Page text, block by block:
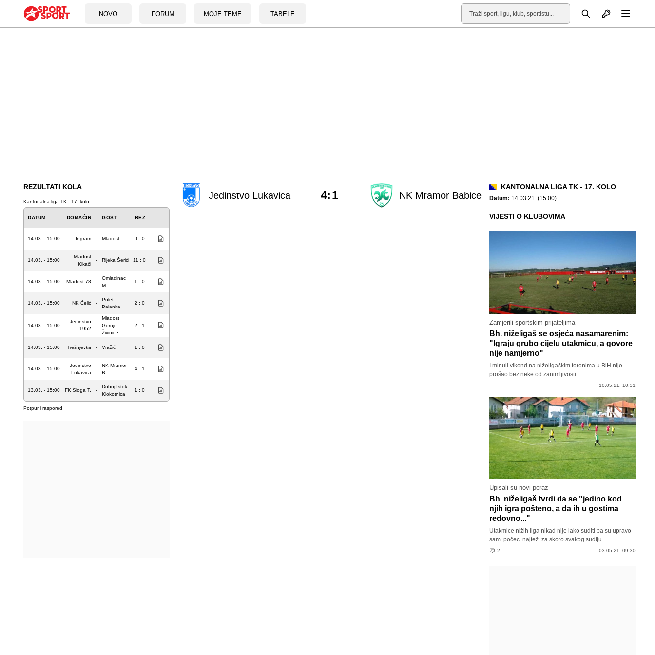
NOVO FORUM MOJE TEME TABELE
Pretraga Otvori profil
REZULTATI KOLA
Kantonalna liga TK - 17. kolo
DATUM DOMAĆIN GOST REZ
14.03. - 15:00 Ingram - Mladost 0 : 0
14.03. - 15:00
Mladost
Kikači
- Rijeka Šerići 11 : 0
14.03. - 15:00 Mladost 78 -
Omladinac
M.
1 : 0
14.03. - 15:00 NK Čelić -
Polet
Palanka
2 : 0
14.03. - 15:00
Jedinstvo
1952
-
Mladost
Gornje
Živinice
2 : 1
14.03. - 15:00 Trešnjevka - Vražići 1 : 0
14.03. - 15:00
Jedinstvo
Lukavica
-
NK Mramor
B.
4 : 1
13.03. - 15:00 FK Sloga T. -
Doboj Istok
Klokotnica
1 : 0
Potpuni raspored
Jedinstvo Lukavica NK Mramor Babice
4:1
KANTONALNA LIGA TK - 17. KOLO
Datum: 14.03.21. (15:00)
VIJESTI O KLUBOVIMA
Zamjerili sportskim prijateljima
Bh. niželigaš se osjeća nasamarenim:
"Igraju grubo cijelu utakmicu, a govore
nije namjerno"
I minuli vikend na niželigaškim terenima u BiH nije
prošao bez neke od zanimljivosti.
10.05.21. 10:31
Upisali su novi poraz
Bh. niželigaš tvrdi da se "jedino kod
njih igra pošteno, a da ih u gostima
redovno..."
Utakmice nižih liga nikad nije lako suditi pa su upravo
sami počeci najteži za skoro svakog sudiju.
2 03.05.21. 09:30